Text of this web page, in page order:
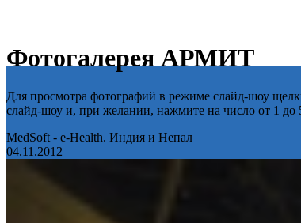
Фотогалерея АРМИТ
Для просмотра фотографий в режиме слайд-шоу
слайд-шоу и, при желании, нажмите на число от 1 до
MedSoft - e-Health. Индия и Непал
04.11.2012